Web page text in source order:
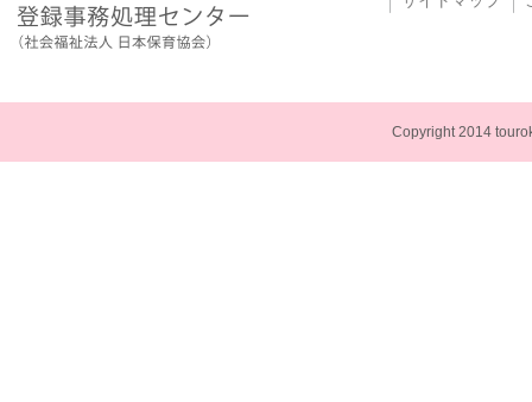
Copyright 2014